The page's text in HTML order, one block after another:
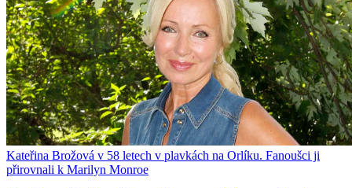
Kateřina Brožová v 58 letech v plavkách na Orlíku. Fanoušci ji
přirovnali k Marilyn Monroe